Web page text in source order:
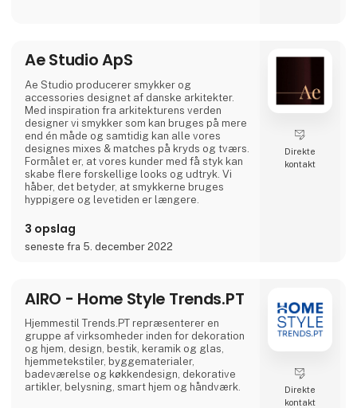
Og lige når du tror, du har set det hele,
overrasker Asobu dig igen – med nye
designs, nye karakterer og skønne detaljer,
der gør hver eneste slurk lidt sjovere. Uanse
Ae Studio ApS
Ae Studio producerer smykker og
accessories designet af danske arkitekter.
Med inspiration fra arkitekturens verden
designer vi smykker som kan bruges på mere
end én måde og samtidig kan alle vores
designes mixes & matches på kryds og tværs.
Formålet er, at vores kunder med få styk kan
skabe flere forskellige looks og udtryk. Vi
håber, det betyder, at smykkerne bruges
hyppigere og levetiden er længere.
3 opslag
seneste fra 5. december 2022
Direkte
kontakt
AIRO - Home Style Trends.PT
Hjemmestil Trends.PT repræsenterer en
gruppe af virksomheder inden for dekoration
og hjem, design, bestik, keramik og glas,
hjemmetekstiler, byggematerialer,
badeværelse og køkkendesign, dekorative
artikler, belysning, smart hjem og håndværk.
Direkte
kontakt